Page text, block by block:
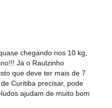
chegando nos 10 kg,
Já o Raulzinho
que deve ter mais de 7
Curitiba precisar, pode
ajudam de muito bom